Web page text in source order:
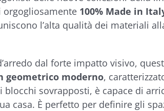
orgogliosamente 100% Made in
l’alta qualità dei materiali
dal forte impatto visivo,
geometrico moderno,
blocchi sovrapposti, è capace di
casa. È perfetto per definire gli